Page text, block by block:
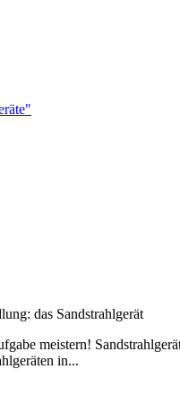
das Sandstrahlgerät
meistern!
in...